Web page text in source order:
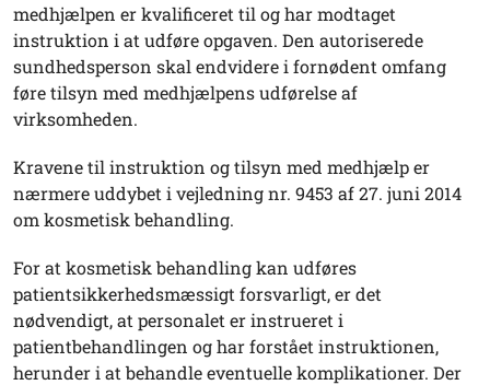
medhjælpen er kvalificeret til og har modtaget
instruktion i at udføre opgaven. Den autoriserede
sundhedsperson skal endvidere i fornødent omfang
føre tilsyn med medhjælpens udførelse af
virksomheden.
Kravene til instruktion og tilsyn med medhjælp er
nærmere uddybet i vejledning nr. 9453 af 27. juni 2014
om kosmetisk behandling.
For at kosmetisk behandling kan udføres
patientsikkerhedsmæssigt forsvarligt, er det
nødvendigt, at personalet er instrueret i
patientbehandlingen og har forstået instruktionen,
herunder i at behandle eventuelle komplikationer. Der